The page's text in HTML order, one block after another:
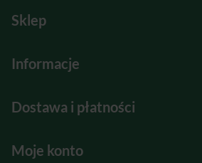
Sklep
Informacje
Dostawa i płatności
Moje konto